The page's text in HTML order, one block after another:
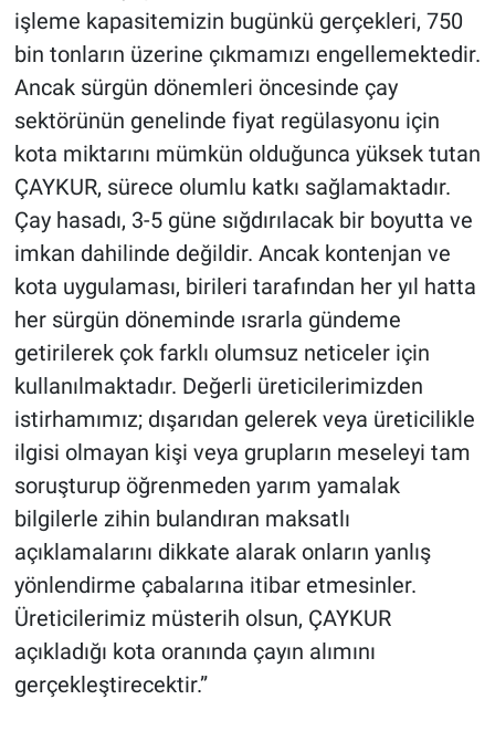
işleme kapasitemizin bugünkü gerçekleri, 750
bin tonların üzerine çıkmamızı engellemektedir.
Ancak sürgün dönemleri öncesinde çay
sektörünün genelinde fiyat regülasyonu için
kota miktarını mümkün olduğunca yüksek tutan
ÇAYKUR, sürece olumlu katkı sağlamaktadır.
Çay hasadı, 3-5 güne sığdırılacak bir boyutta ve
imkan dahilinde değildir. Ancak kontenjan ve
kota uygulaması, birileri tarafından her yıl hatta
her sürgün döneminde ısrarla gündeme
getirilerek çok farklı olumsuz neticeler için
kullanılmaktadır. Değerli üreticilerimizden
istirhamımız; dışarıdan gelerek veya üreticilikle
ilgisi olmayan kişi veya grupların meseleyi tam
soruşturup öğrenmeden yarım yamalak
bilgilerle zihin bulandıran maksatlı
açıklamalarını dikkate alarak onların yanlış
yönlendirme çabalarına itibar etmesinler.
Üreticilerimiz müsterih olsun, ÇAYKUR
açıkladığı kota oranında çayın alımını
gerçekleştirecektir.”